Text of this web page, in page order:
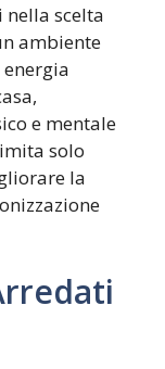
nella scelta
ambiente
e mentale
solo
la